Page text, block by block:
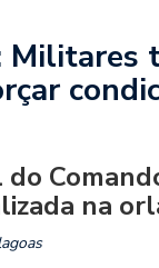
Militares
na